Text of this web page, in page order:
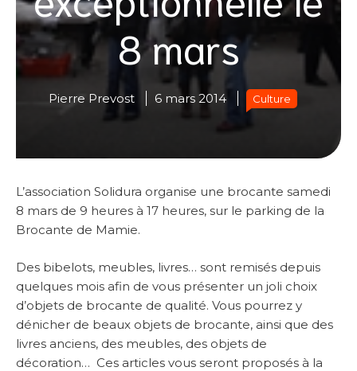
8 mars
Pierre Prevost 6 mars 2014 Culture
L’association Solidura organise une brocante samedi
8 mars de 9 heures à 17 heures, sur le parking de la
Brocante de Mamie.
Des bibelots, meubles, livres… sont remisés depuis
quelques mois afin de vous présenter un joli choix
d’objets de brocante de qualité. Vous pourrez y
dénicher de beaux objets de brocante, ainsi que des
livres anciens, des meubles, des objets de
décoration… Ces articles vous seront proposés à la